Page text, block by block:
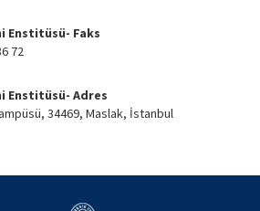
Enstitüsü- Faks
72
Enstitüsü- Adres
34469, Maslak, İstanbul